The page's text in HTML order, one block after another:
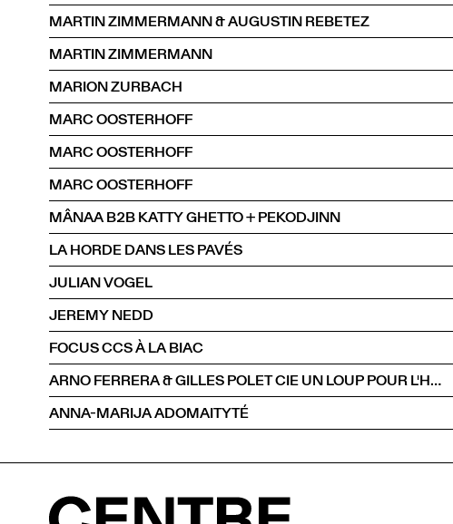
MARTIN ZIMMERMANN & AUGUSTIN REBETEZ
MARTIN ZIMMERMANN
MARION ZURBACH
MARC OOSTERHOFF
MARC OOSTERHOFF
MARC OOSTERHOFF
MÂNAA B2B KATTY GHETTO + PEKODJINN
LA HORDE DANS LES PAVÉS
JULIAN VOGEL
JEREMY NEDD
FOCUS CCS À LA BIAC
ARNO FERRERA & GILLES POLET CIE UN LOUP POUR L'HOMME
ANNA-MARIJA ADOMAITYTÉ